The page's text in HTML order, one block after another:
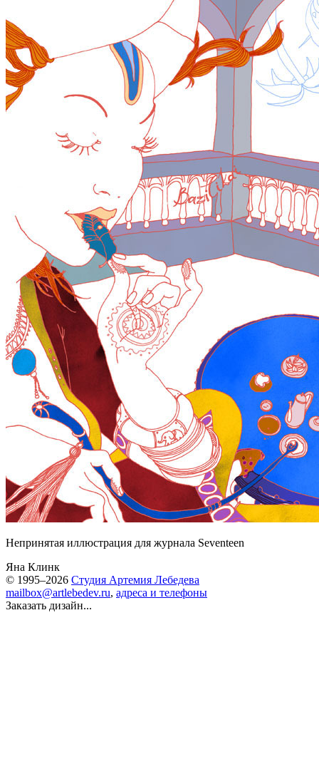
Непринятая иллюстрация для журнала Seventeen
Яна Клинк
© 1995–2026 Студия Артемия Лебедева
mailbox@artlebedev.ru, адреса и телефоны
Заказать дизайн...